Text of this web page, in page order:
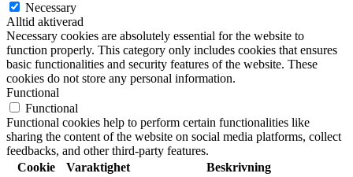
Necessary
Alltid aktiverad
Necessary cookies are absolutely essential for the website to
function properly. This category only includes cookies that ensures
basic functionalities and security features of the website. These
cookies do not store any personal information.
Functional
Functional
Functional cookies help to perform certain functionalities like
sharing the content of the website on social media platforms, collect
feedbacks, and other third-party features.
Cookie
Varaktighet Beskrivning